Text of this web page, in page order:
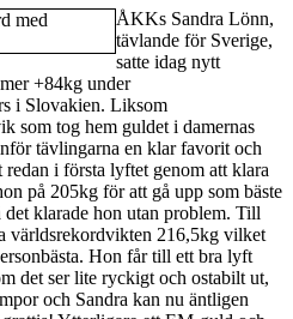
ÅKKs Sandra Lönn,
tävlande för Sverige,
satte idag nytt
+84kg under
i Slovakien. Liksom
som tog hem guldet i damernas
tävlingarna en klar favorit och
i första lyftet genom att klara
på 205kg för att gå upp som bäste
klarade hon utan problem. Till
världsrekordvikten 216,5kg vilket
Hon får till ett bra lyft
det ser lite ryckigt och ostabilt ut,
och Sandra kan nu äntligen